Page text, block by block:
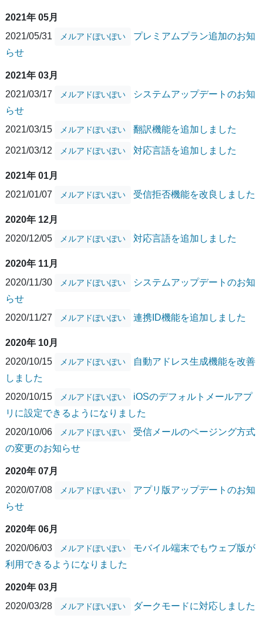
2021年 05月
2021/05/31
メルアドぽいぽい
プレミアムプラン追加のお知
らせ
2021年 03月
2021/03/17
メルアドぽいぽい
システムアップデートのお知
らせ
2021/03/15
メルアドぽいぽい 翻訳機能を追加しました
2021/03/12 メルアドぽいぽい 対応言語を追加しました
2021年 01月
2021/01/07
メルアドぽいぽい 受信拒否機能を改良しました
2020年 12月
2020/12/05
メルアドぽいぽい 対応言語を追加しました
2020年 11月
2020/11/30
メルアドぽいぽい
システムアップデートのお知
らせ
2020/11/27
メルアドぽいぽい 連携ID機能を追加しました
2020年 10月
2020/10/15
メルアドぽいぽい
自動アドレス生成機能を改善
しました
2020/10/15
メルアドぽいぽい
iOSのデフォルトメールアプ
リに設定できるようになりました
2020/10/06
メルアドぽいぽい
受信メールのページング方式
の変更のお知らせ
2020年 07月
2020/07/08
メルアドぽいぽい
アプリ版アップデートのお知
らせ
2020年 06月
2020/06/03
メルアドぽいぽい
モバイル端末でもウェブ版が
利用できるようになりました
2020年 03月
2020/03/28
メルアドぽいぽい ダークモードに対応しました